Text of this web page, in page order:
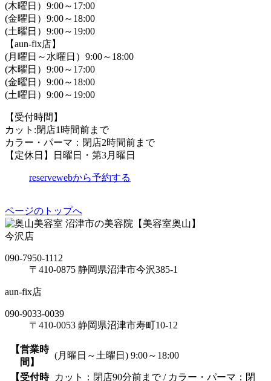
(木曜日）9:00～17:00
(金曜日）9:00～18:00
(土曜日）9:00～19:00
【aun-fix店】
(月曜日～水曜日）9:00～18:00
(木曜日）9:00～17:00
(金曜日）9:00～18:00
(土曜日）9:00～19:00
【受付時間】
カット:閉店1時間前まで
カラー・パーマ：閉店2時間前まで
【定休日】日曜日・第3月曜日
reservewebから予約する
ページのトップへ
沼津市の美容院【美容室奥山】
今沢店
090-7950-1112
〒410-0875 静岡県沼津市今沢385-1
aun-fix店
090-9033-0039
〒410-0053 静岡県沼津市寿町10-12
【営業時
間】
(月曜日～土曜日) 9:00～18:00
【受付時 カット：閉店90分前まで / カラー・パーマ：閉